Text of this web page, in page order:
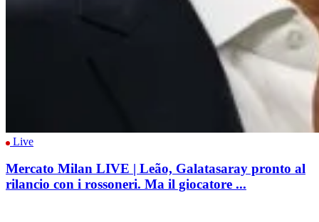
Live
Mercato Milan LIVE | Leão, Galatasaray pronto al
rilancio con i rossoneri. Ma il giocatore ...